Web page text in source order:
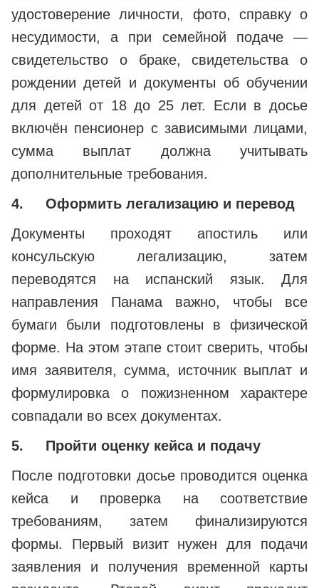
удостоверение личности, фото, справку о
несудимости, а при семейной подаче —
свидетельство о браке, свидетельства о
рождении детей и документы об обучении
для детей от 18 до 25 лет. Если в досье
включён пенсионер с зависимыми лицами,
сумма выплат должна учитывать
дополнительные требования.
4.
Оформить легализацию и перевод
Документы проходят апостиль или
консульскую легализацию, затем
переводятся на испанский язык. Для
направления Панама важно, чтобы все
бумаги были подготовлены в физической
форме. На этом этапе стоит сверить, чтобы
имя заявителя, сумма, источник выплат и
формулировка о пожизненном характере
совпадали во всех документах.
5.
Пройти оценку кейса и подачу
После подготовки досье проводится оценка
кейса и проверка на соответствие
требованиям, затем финализируются
формы. Первый визит нужен для подачи
заявления и получения временной карты